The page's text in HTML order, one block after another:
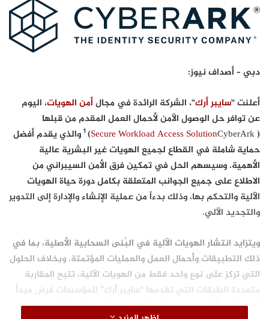
دبي – أصداف نيوز:
أعلنت “سايبر أرك“، الشركة الرائدة في مجالأمن الهويات، اليوم
عن توافر حل الوصول الآمن لأحمال العمل المقدم من قبلها
(
CyberArk
Secure Workload Access Solution
)
1 والذي يقدم أفضل
حماية شاملة في القطاع لجميع الهويات غير البشرية عالية
الأهمية. وسيسهم الحل في تمكين فرق الأمن السيبراني من
الاطلاع على جميع الجوانب المتعلقة بكامل دورة حياة الهويات
الآلية والتحكم بها، وذلك بدءاً من عملية الإنشاء والإدارة إلى التدوير
والتجديد الآلي.
ويتزايد انتشار الهويات الآلية في البُنى السحابية الأصلية، بما في
ذلك التطبيقات وأحمال العمل والعمليات المؤتمتة. وبخلاف الحلول
التي تركز على نوع واحد فقط من الهويات الآلية، تتيح المقاربة
متعددة الطبقات التي تقدمها “سايبر أرك” للمؤسسات فرض مبدأ
الامتيازات الأقل، وتخفيف المخاطر، ومنع الهجمات القائمة على